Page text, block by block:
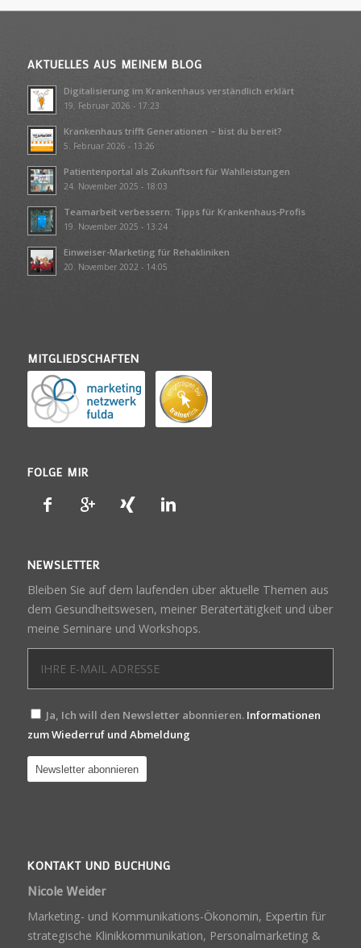
AKTUELLES AUS MEINEM BLOG
Digitalisierung im Krankenhaus verständlich erklärt
19. Februar 2026 - 17:23
Krankenhaus trifft Generationen – bist du bereit?
5. Februar 2026 - 13:26
Patientenportal als Zukunftsort für Wahlleistungen
24. November 2025 - 18:03
Teamarbeit verbessern: Tipps für Krankenhaus-Profis
19. November 2025 - 13:24
Einweiser-Marketing für Rehakliniken
20. November 2022 - 14:05
MITGLIEDSCHAFTEN
FOLGE MIR
NEWSLETTER
Bleiben Sie auf dem laufenden über aktuelle Themen aus
dem Gesundheitswesen, meiner Beratertätigkeit und über
meine Seminare und Workshops.
Ja, Ich will den Newsletter abonnieren. Informationen
zum Wiederruf und Abmeldung
KONTAKT UND BUCHUNG
Nicole Weider
Marketing- und Kommunikations-Ökonomin, Expertin für
strategische Klinikkommunikation, Personalmarketing &